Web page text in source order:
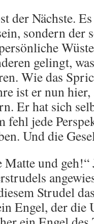
der Nächste.
sondern der
gelingt,
Wie das
ist er nun
Er hat sich
fehl jede
Und die
und
Strudel
Engel, der die